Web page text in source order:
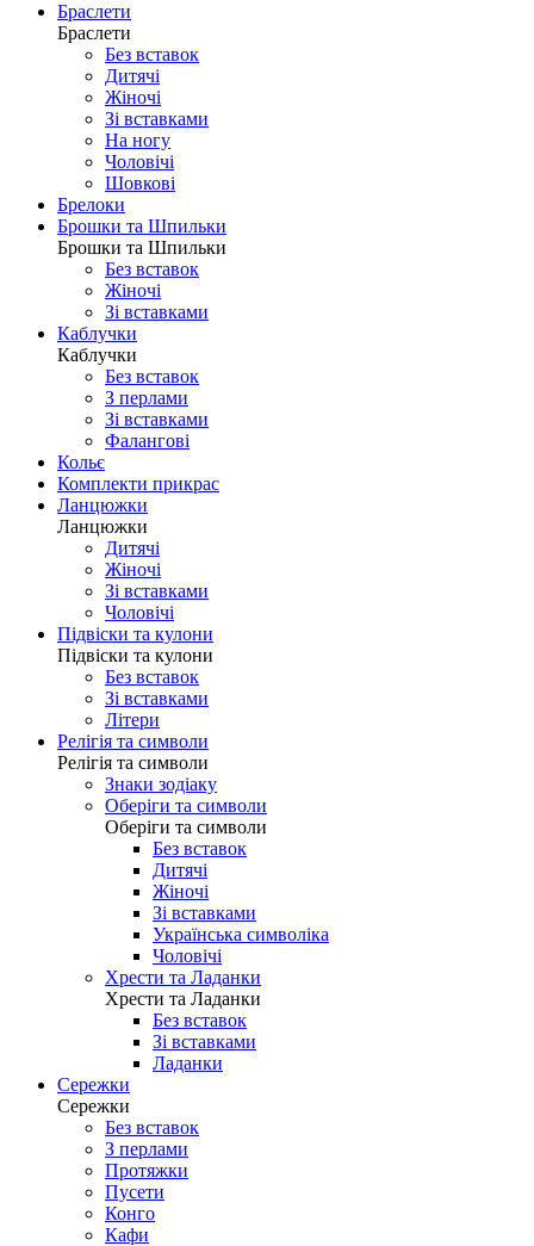
Браслети
Браслети
Без вставок
Дитячі
Жіночі
Зі вставками
На ногу
Чоловічі
Шовковi
Брелоки
Брошки та Шпильки
Брошки та Шпильки
Без вставок
Жіночі
Зі вставками
Каблучки
Каблучки
Без вставок
З перлами
Зі вставками
Фаланговi
Кольє
Комплекти прикрас
Ланцюжки
Ланцюжки
Дитячі
Жіночі
Зі вставками
Чоловічі
Підвіски та кулони
Підвіски та кулони
Без вставок
Зі вставками
Літери
Релігія та символи
Релігія та символи
Знаки зодіаку
Оберіги та символи
Оберіги та символи
Без вставок
Дитячі
Жіночі
Зі вставками
Українська символіка
Чоловічі
Хрести та Ладанки
Хрести та Ладанки
Без вставок
Зі вставками
Ладанки
Сережки
Сережки
Без вставок
З перлами
Протяжки
Пусети
Конго
Кафи